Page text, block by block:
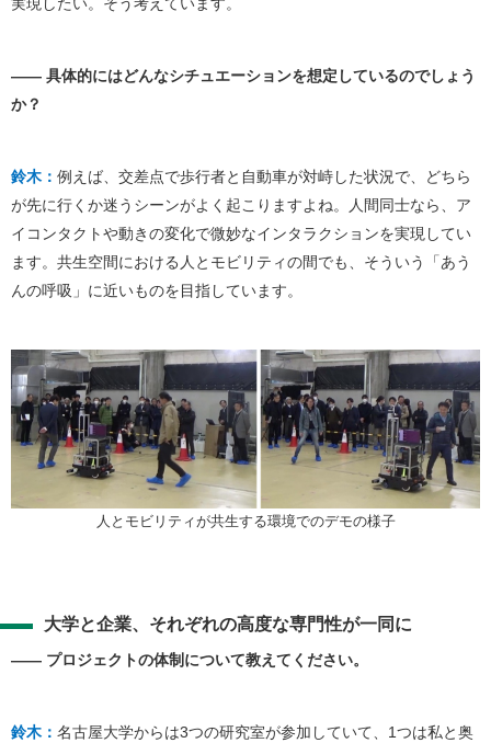
実現したい。そう考えています。
―― 具体的にはどんなシチュエーションを想定しているのでしょう
か？
鈴木： 例えば、交差点で歩行者と自動車が対峙した状況で、どちら
が先に行くか迷うシーンがよく起こりますよね。人間同士なら、ア
イコンタクトや動きの変化で微妙なインタラクションを実現してい
ます。共生空間における人とモビリティの間でも、そういう「あう
んの呼吸」に近いものを目指しています。
人とモビリティが共生する環境でのデモの様子
大学と企業、それぞれの高度な専門性が一同に
―― プロジェクトの体制について教えてください。
鈴木： 名古屋大学からは3つの研究室が参加していて、1つは私と奥